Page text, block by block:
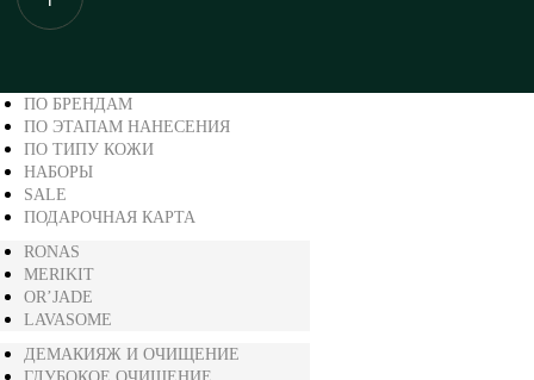
ПО БРЕНДАМ
ПО ЭТАПАМ НАНЕСЕНИЯ
ПО ТИПУ КОЖИ
НАБОРЫ
SALE
ПОДАРОЧНАЯ КАРТА
RONAS
MERIKIT
OR’JADE
LAVASOME
ДЕМАКИЯЖ И ОЧИЩЕНИЕ